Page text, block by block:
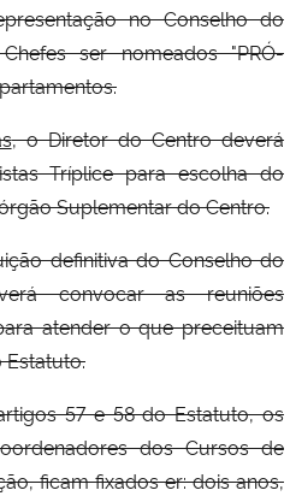
no Conselho do
ser nomeados "PRÓ-
, o Diretor do Centro deverá
Tríplice para escolha do
Suplementar do Centro.
definitiva do Conselho do
convocar as reuniões
atender o que preceituam
Estatuto.
57 e 58 do Estatuto, os
dos Cursos de
ficam fixados er: dois anos,